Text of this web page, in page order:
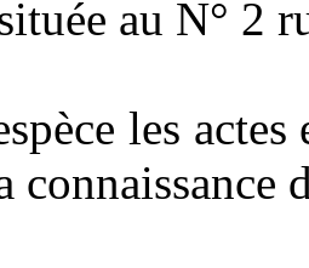
au N° 2
les
connaissance